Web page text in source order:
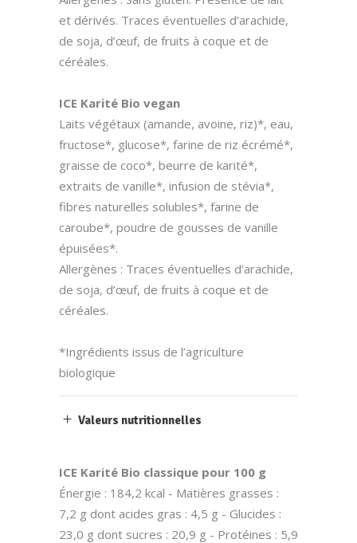
et dérivés. Traces éventuelles d’arachide,
de soja, d’œuf, de fruits à coque et de
céréales.
ICE Karité Bio vegan
Laits végétaux (amande, avoine, riz)*, eau,
fructose*, glucose*, farine de riz écrémé*,
graisse de coco*, beurre de karité*,
extraits de vanille*, infusion de stévia*,
fibres naturelles solubles*, farine de
caroube*, poudre de gousses de vanille
épuisées*.
Allergènes : Traces éventuelles d’arachide,
de soja, d’œuf, de fruits à coque et de
céréales.
*Ingrédients issus de l’agriculture
biologique
Valeurs nutritionnelles
ICE Karité Bio classique pour 100 g
Énergie : 184,2 kcal - Matières grasses :
7,2 g dont acides gras : 4,5 g - Glucides :
23,0 g dont sucres : 20,9 g - Protéines : 5,9